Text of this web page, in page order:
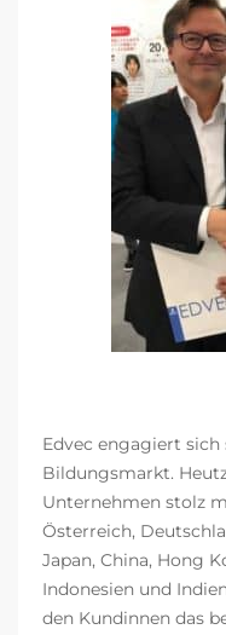
Edvec engagiert
Bildungsmarkt.
Unternehmen stolz
Österreich,
Japan, China, Hong
Indonesien und
den Kundinnen das